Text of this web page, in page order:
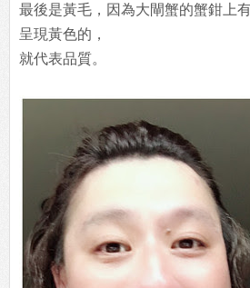
最後是黃毛，因為大閘蟹的蟹鉗上
呈現黃色的，
就代表品質。